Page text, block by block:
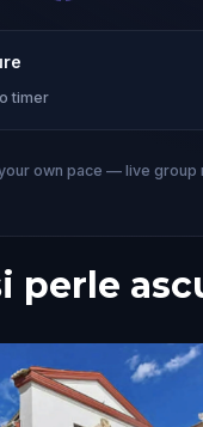
timer
own pace — live group
perle